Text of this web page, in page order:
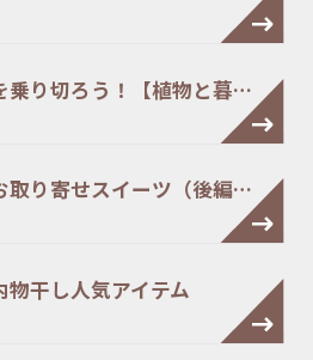
乗り切ろう！【植物と暮…
取り寄せスイーツ（後編…
干し人気アイテム